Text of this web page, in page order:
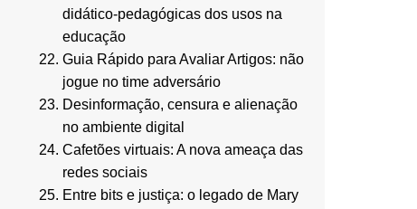
didático-pedagógicas dos usos na
educação
Guia Rápido para Avaliar Artigos: não
jogue no time adversário
Desinformação, censura e alienação
no ambiente digital
Cafetões virtuais: A nova ameaça das
redes sociais
Entre bits e justiça: o legado de Mary